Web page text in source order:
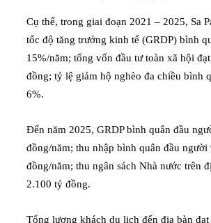
Cụ thể, trong giai đoạn 2021 – 2025, Sa
tốc độ tăng trưởng kinh tế (GRDP) bình
15%/năm; tổng vốn đầu tư toàn xã hội
đồng; tỷ lệ giảm hộ nghèo đa chiều bình
6%.
Đến năm 2025, GRDP bình quân đầu
đồng/năm; thu nhập bình quân đầu người
đồng/năm; thu ngân sách Nhà nước trên
2.100 tỷ đồng.
Tổng lượng khách du lịch đến địa bàn